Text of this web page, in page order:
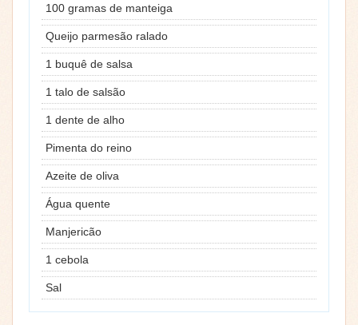
100 gramas de manteiga
Queijo parmesão ralado
1 buquê de salsa
1 talo de salsão
1 dente de alho
Pimenta do reino
Azeite de oliva
Água quente
Manjericão
1 cebola
Sal